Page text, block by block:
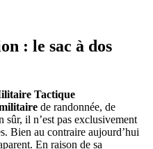
: le sac à dos
Tactique
de randonnée, de
sûr, il n’est pas exclusivement
Bien au contraire aujourd’hui
En raison de sa